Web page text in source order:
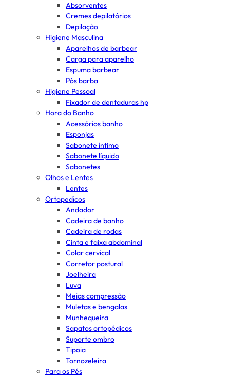
Absorventes
Cremes depilatórios
Depilação
Higiene Masculina
Aparelhos de barbear
Carga para aparelho
Espuma barbear
Pós barba
Higiene Pessoal
Fixador de dentaduras hp
Hora do Banho
Acessórios banho
Esponjas
Sabonete íntimo
Sabonete líquido
Sabonetes
Olhos e Lentes
Lentes
Ortopedicos
Andador
Cadeira de banho
Cadeira de rodas
Cinta e faixa abdominal
Colar cervical
Corretor postural
Joelheira
Luva
Meias compressão
Muletas e bengalas
Munhequeira
Sapatos ortopédicos
Suporte ombro
Tipoia
Tornozeleira
Para os Pés